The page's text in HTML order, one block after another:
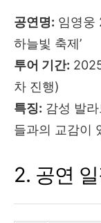
공연명: 임영웅
하늘빛 축제’
투어 기간:
차 진행)
특징: 감성 발라
들과의 교감이
2. 공연